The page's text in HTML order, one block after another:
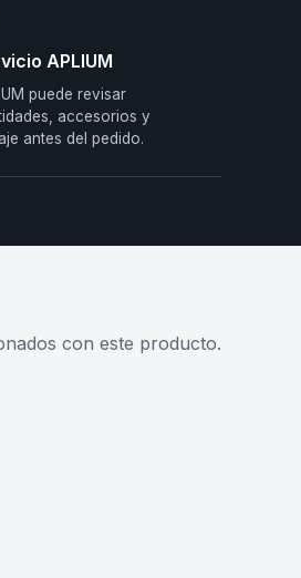
APLIUM
puede revisar
accesorios y
antes del pedido.
con este producto.